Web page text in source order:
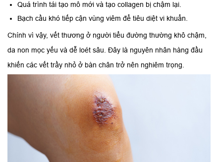
Quá trình tái tạo mô mới và tạo collagen bị chậm lại.
Bạch cầu khó tiếp cận vùng viêm để tiêu diệt vi khuẩn.
Chính vì vậy, vết thương ở người tiểu đường thường khô chậm,
da non mọc yếu và dễ loét sâu. Đây là nguyên nhân hàng đầu
khiến các vết trầy nhỏ ở bàn chân trở nên nghiêm trọng.